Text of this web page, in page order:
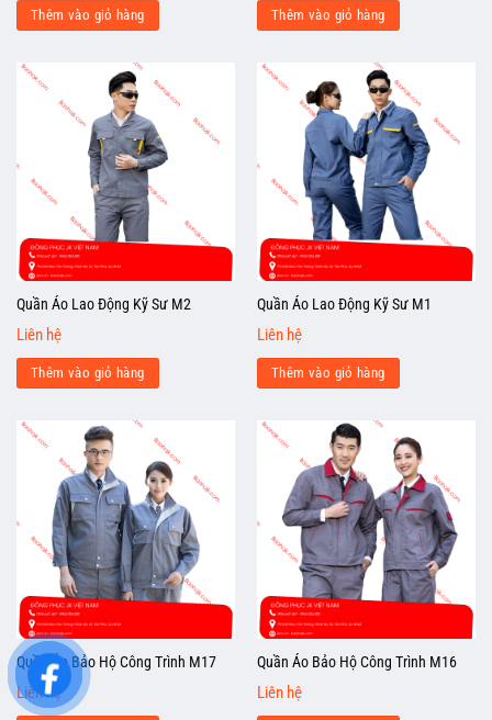
Thêm vào giỏ hàng Thêm vào giỏ hàng
Quần Áo Lao Động Kỹ Sư M2
Liên hệ
Thêm vào giỏ hàng
Quần Áo Lao Động Kỹ Sư M1
Liên hệ
Thêm vào giỏ hàng
Quần Áo Bảo Hộ Công Trình M17
Liên hệ
Quần Áo Bảo Hộ Công Trình M16
Liên hệ